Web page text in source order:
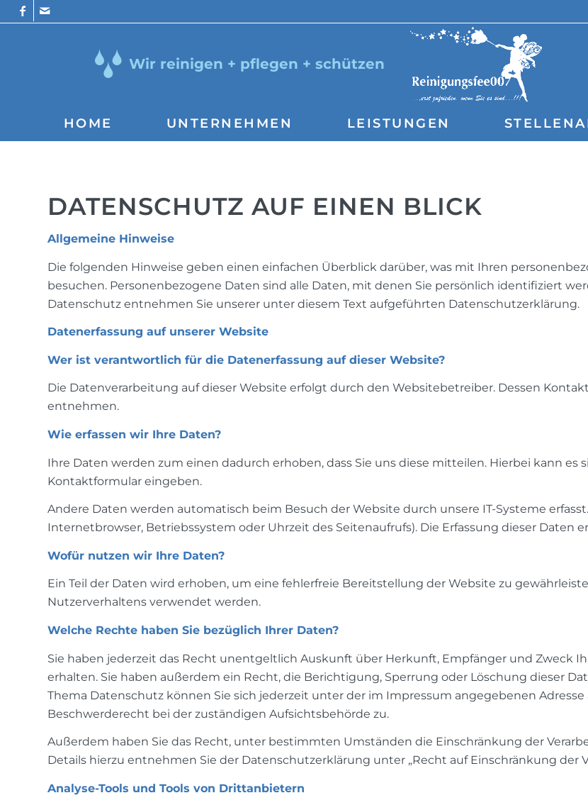
Wir reinigen + pflegen + schützen
HOME UNTERNEHMEN LEISTUNGEN
DATENSCHUTZ AUF EINEN BLICK
Allgemeine Hinweise
Die folgenden Hinweise geben einen einfachen Überblick darüber, was mit Ihren
besuchen. Personenbezogene Daten sind alle Daten, mit denen Sie persönlich identifiziert
Datenschutz entnehmen Sie unserer unter diesem Text aufgeführten Datenschutzerklärung.
Datenerfassung auf unserer Website
Wer ist verantwortlich für die Datenerfassung auf dieser Website?
Die Datenverarbeitung auf dieser Website erfolgt durch den Websitebetreiber. Dessen
entnehmen.
Wie erfassen wir Ihre Daten?
Ihre Daten werden zum einen dadurch erhoben, dass Sie uns diese mitteilen. Hierbei kann es
Kontaktformular eingeben.
Andere Daten werden automatisch beim Besuch der Website durch unsere IT-Systeme
Internetbrowser, Betriebssystem oder Uhrzeit des Seitenaufrufs). Die Erfassung dieser Daten
Wofür nutzen wir Ihre Daten?
Ein Teil der Daten wird erhoben, um eine fehlerfreie Bereitstellung der Website zu
Nutzerverhaltens verwendet werden.
Welche Rechte haben Sie bezüglich Ihrer Daten?
Sie haben jederzeit das Recht unentgeltlich Auskunft über Herkunft, Empfänger und Zweck
erhalten. Sie haben außerdem ein Recht, die Berichtigung, Sperrung oder Löschung dieser
Thema Datenschutz können Sie sich jederzeit unter der im Impressum angegebenen
Beschwerderecht bei der zuständigen Aufsichtsbehörde zu.
Außerdem haben Sie das Recht, unter bestimmten Umständen die Einschränkung der
Details hierzu entnehmen Sie der Datenschutzerklärung unter „Recht auf Einschränkung der
Analyse-Tools und Tools von Drittanbietern